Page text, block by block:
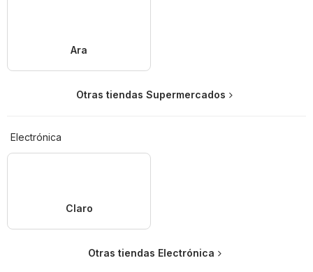
Ara
Otras tiendas Supermercados
Electrónica
Claro
Otras tiendas Electrónica